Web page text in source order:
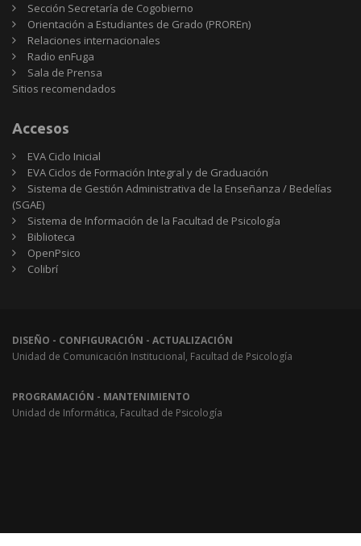
Sección Secretaría de Cogobierno
Orientación a Estudiantes de Grado (PROREn)
Relaciones internacionales
Radio enFuga
Sala de Prensa
Sitios
Sitios recomendados
Accesos
EVA Ciclo Inicial
EVA Ciclos de Formación Integral y de Graduación
Sistema de Gestión Administrativa de la Enseñanza / Bedelías
(SGAE)
Sistema de Información de la Facultad de Psicología
Biblioteca
OpenPsico
Colibrí
DISEÑO - CONFIGURACIÓN - ACTUALIZACIÓN
Unidad de Comunicación Institucional, Facultad de Psicología
PROGRAMACIÓN - MANTENIMIENTO
Unidad de Informática, Facultad de Psicología